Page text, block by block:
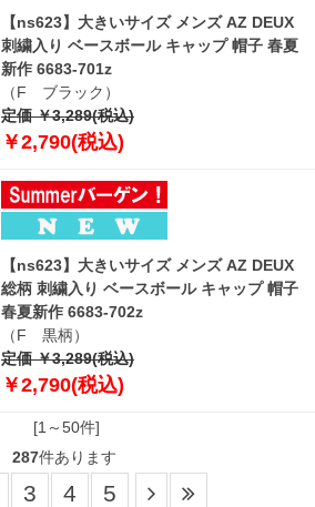
【ns623】大きいサイズ メンズ AZ DEUX
刺繍入り ベースボール キャップ 帽子 春夏
新作 6683-701z
（F ブラック）
定価 ￥3,289(税込)
￥2,790(税込)
【ns623】大きいサイズ メンズ AZ DEUX
総柄 刺繍入り ベースボール キャップ 帽子
春夏新作 6683-702z
（F 黒柄）
定価 ￥3,289(税込)
￥2,790(税込)
[1～50件]
287件あります
3 4 5